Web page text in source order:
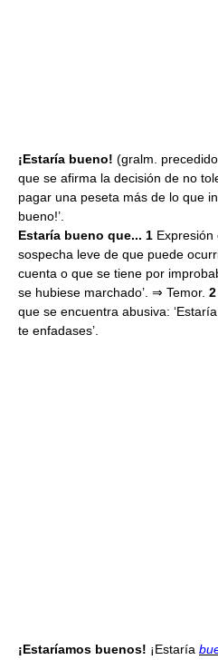
¡Estaría bueno! (gralm.
que se afirma la decisión de no
pagar una peseta más de lo que
bueno!’.
Estaría bueno que... 1 Expresión
sospecha leve de que puede
cuenta o que se tiene por
se hubiese marchado’. ⇒ Temor. 2
que se encuentra abusiva:
te enfadases’.
¡Estaríamos buenos! ¡Estaría